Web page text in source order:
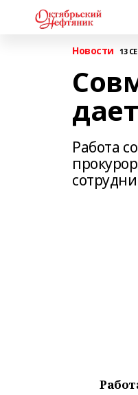
Новости 13
Работа